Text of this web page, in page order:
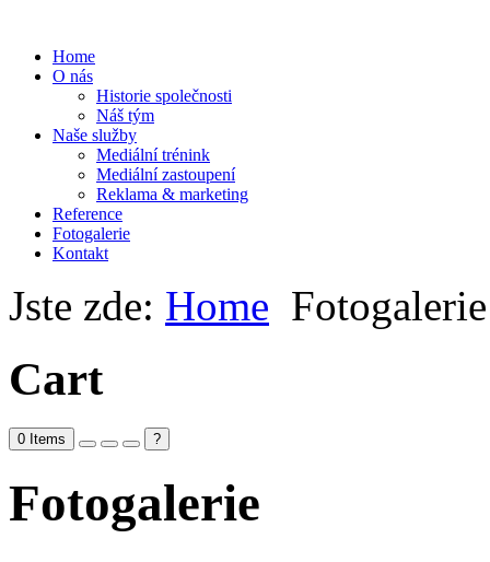
Home
O nás
Historie společnosti
Náš tým
Naše služby
Mediální trénink
Mediální zastoupení
Reklama & marketing
Reference
Fotogalerie
Kontakt
Jste zde: Home Fotogalerie
Cart
0 Items ?
Fotogalerie